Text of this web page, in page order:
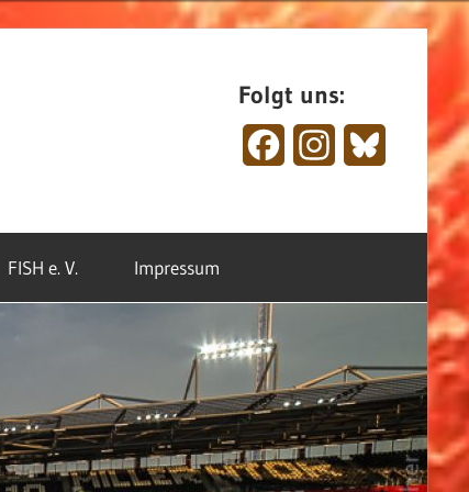
Folgt uns:
FacebookInstagramBluesky
FISH e. V. Impressum